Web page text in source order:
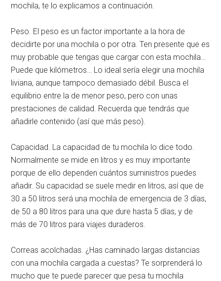
mochila, te lo explicamos a continuación.
Peso. El peso es un factor importante a la hora de
decidirte por una mochila o por otra. Ten presente que es
muy probable que tengas que cargar con esta mochila…
Puede que kilómetros… Lo ideal sería elegir una mochila
liviana, aunque tampoco demasiado débil. Busca el
equilibrio entre la de menor peso, pero con unas
prestaciones de calidad. Recuerda que tendrás que
añadirle contenido (así que más peso).
Capacidad. La capacidad de tu mochila lo dice todo.
Normalmente se mide en litros y es muy importante
porque de ello dependen cuántos suministros puedes
añadir. Su capacidad se suele medir en litros, así que de
30 a 50 litros será una mochila de emergencia de 3 días,
de 50 a 80 litros para una que dure hasta 5 días, y de
más de 70 litros para viajes duraderos.
Correas acolchadas. ¿Has caminado largas distancias
con una mochila cargada a cuestas? Te sorprenderá lo
mucho que te puede parecer que pesa tu mochila